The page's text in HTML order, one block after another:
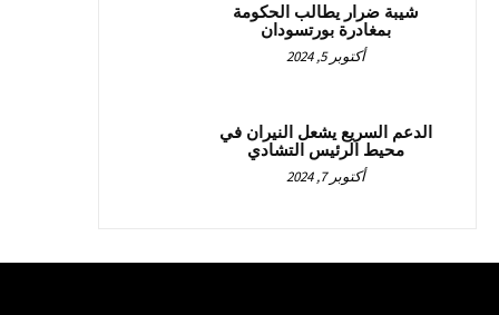
شيبة ضرار يطالب الحكومة
بمغادرة بورتسودان
أكتوبر 5, 2024
الدعم السريع يشعل النيران في
محيط الرئيس التشادي
أكتوبر 7, 2024